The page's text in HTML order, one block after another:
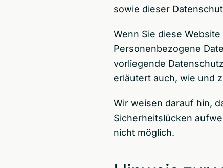
sowie dieser
Wenn Sie diese
Personenbezogene
vorliegende
erläutert auch, wie und
Wir weisen darauf hin,
Sicherheitslücken
nicht möglich.